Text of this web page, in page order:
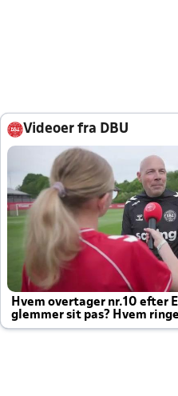
Videoer fra DBU
Hvem overtager nr.10 efter
glemmer sit pas? Hvem
altid til efter kampe?